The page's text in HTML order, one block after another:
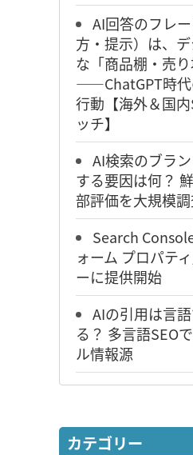
AI回答のフレ
方・提示）は、
な「商品棚・売り
――ChatGPT時代
行動【海外＆国
ッチ】
AI検索のブラ
する要因は何？
部評価を大規模
Search
ォーム プロパテ
ーに提供開始
AIの引用は言
る？ 多言語SEO
ル情報源
カテゴリー